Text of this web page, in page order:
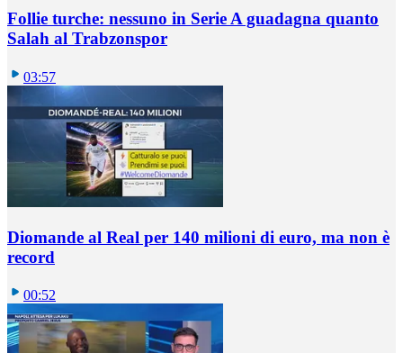
Follie turche: nessuno in Serie A guadagna quanto
Salah al Trabzonspor
03:57
Diomande al Real per 140 milioni di euro, ma non è
record
00:52